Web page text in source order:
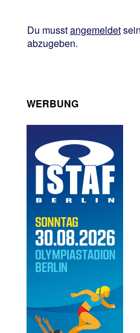
Du musstangemeldet
abzugeben.
WERBUNG